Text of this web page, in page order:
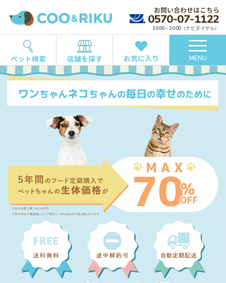
お問い合わせはこちら
0570-07-1122
10:00～20:00（ナビダイヤル）
ペット検索 店舗を探す お気に入り MENU